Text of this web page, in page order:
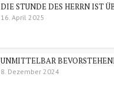
DIE STUNDE DES HERRN IST
16. April 2025
UNMITTELBAR
8. Dezember 2024